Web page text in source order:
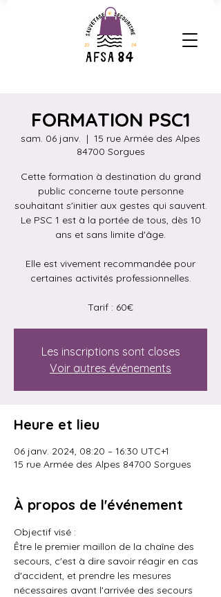
FORMATION PSC1
sam. 06 janv.
  |
15 rue Armée des Alpes
84700 Sorgues
Cette formation à destination du grand
public concerne toute personne
souhaitant s'initier aux gestes qui sauvent.
Le PSC 1 est à la portée de tous, dès 10
ans et sans limite d'âge.
Elle est vivement recommandée pour
certaines activités professionnelles.
Tarif : 60€
Les inscriptions sont closes
Voir autres événements
Heure et lieu
06 janv. 2024, 08:20 – 16:30 UTC+1
15 rue Armée des Alpes 84700 Sorgues
À propos de l'événement
Objectif visé :
Être le premier maillon de la chaîne des
secours, c'est à dire savoir réagir en cas
d'accident, et prendre les mesures
nécessaires avant l'arrivée des secours